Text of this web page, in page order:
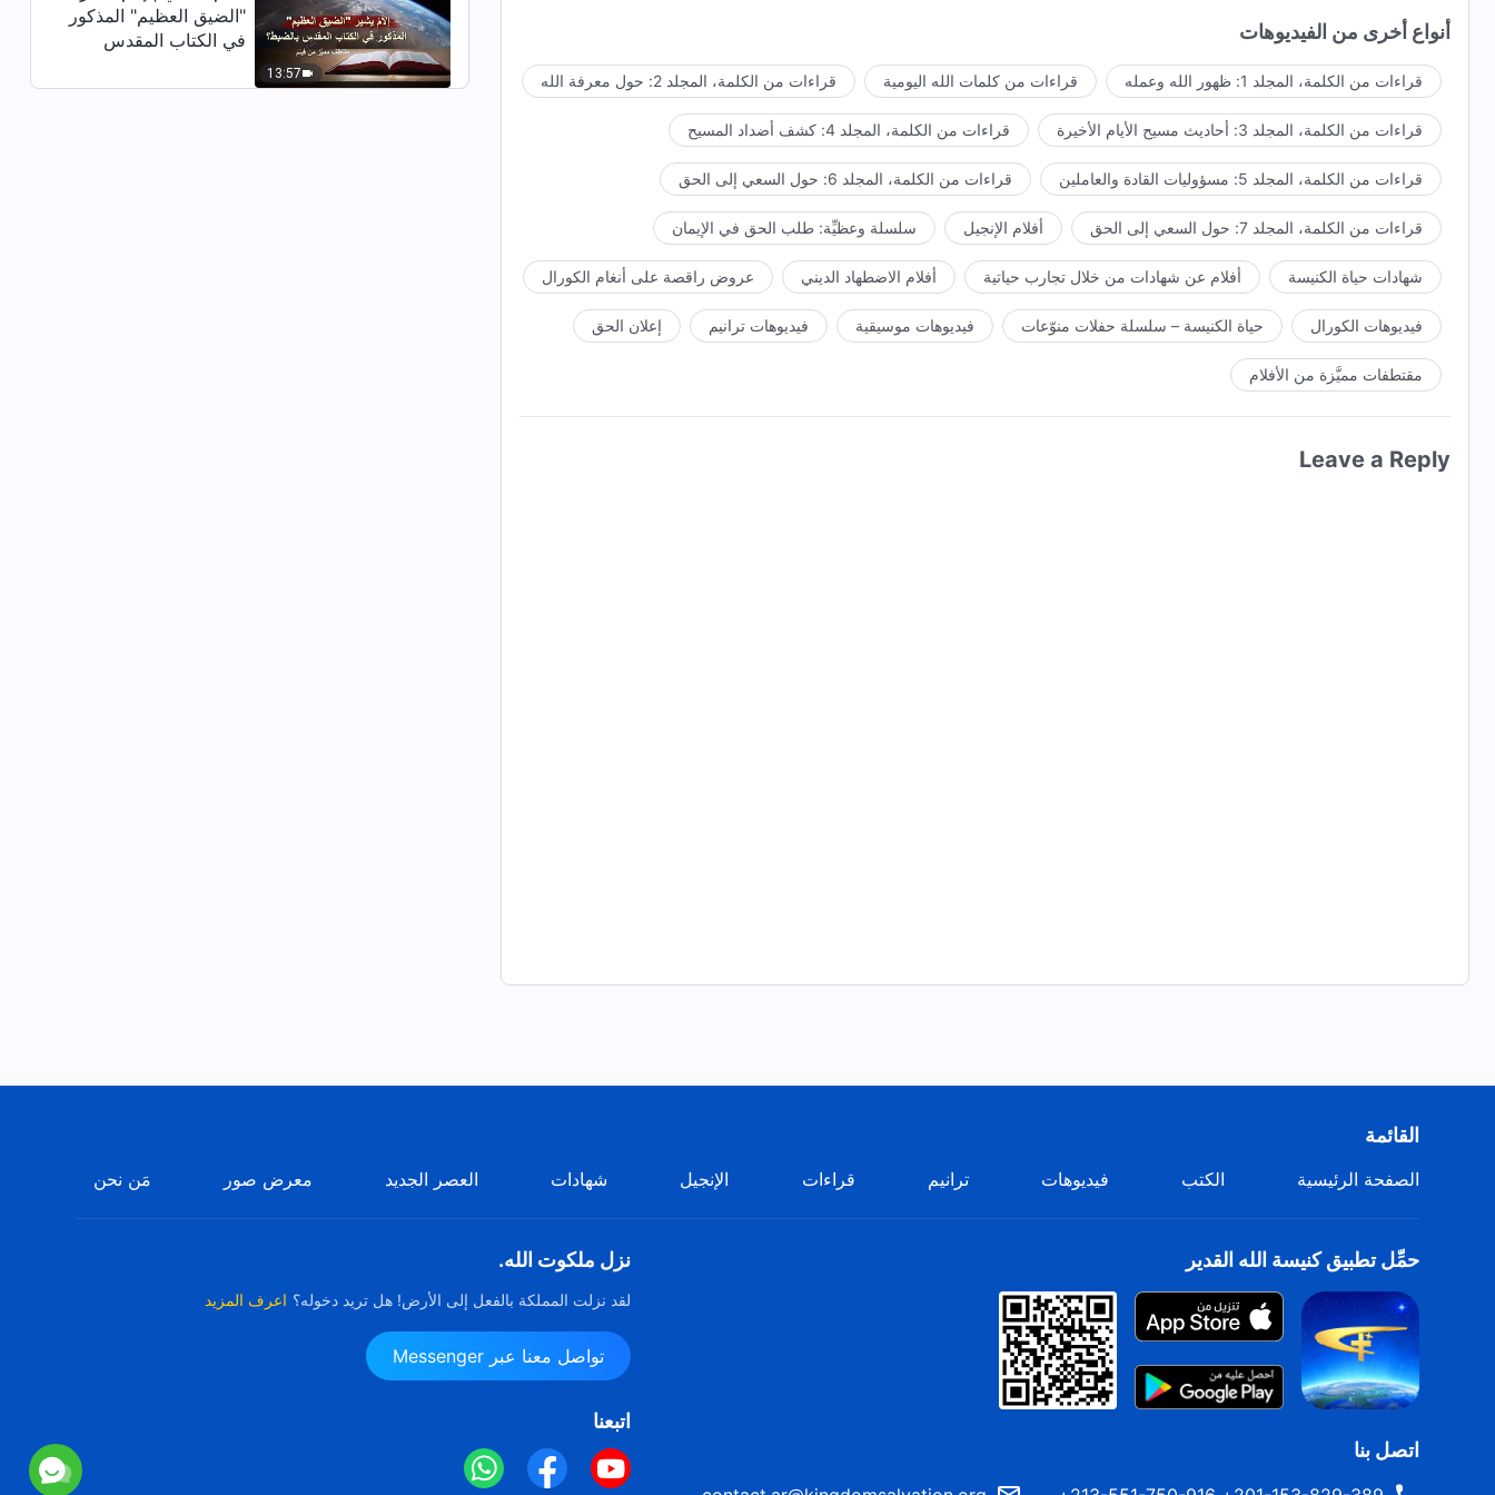
أنواع أخرى من الفيديوهات
قراءات من الكلمة، المجلد 1: ظهور الله وعمله قراءات من كلمات الله اليومية قراءات من الكلمة، المجلد 2: حول معرفة الله
قراءات من الكلمة، المجلد 3: أحاديث مسيح الأيام الأخيرة قراءات من الكلمة، المجلد 4: كشف أضداد المسيح
قراءات من الكلمة، المجلد 5: مسؤوليات القادة والعاملين قراءات من الكلمة، المجلد 6: حول السعي إلى الحق
قراءات من الكلمة، المجلد 7: حول السعي إلى الحق أفلام الإنجيل سلسلة وعظيِّة: طلب الحق في الإيمان
شهادات حياة الكنيسة أفلام عن شهادات من خلال تجارب حياتية أفلام الاضطهاد الديني عروض راقصة على أنغام الكورال
فيديوهات الكورال حياة الكنيسة – سلسلة حفلات منوّعات فيديوهات موسيقية فيديوهات ترانيم إعلان الحق
مقتطفات مميَّزة من الأفلام
Leave a Reply
13:57
"الضيق العظيم" المذكور
في الكتاب المقدس
من فيلم)
القائمة
الصفحة الرئيسية الكتب فيديوهات ترانيم قراءات الإنجيل شهادات العصر الجديد معرض صور مَن نحن
حمِّل تطبيق كنيسة الله القدير
اتصل بنا
نزل ملكوت الله.
لقد نزلت المملكة بالفعل إلى الأرض! هل تريد دخوله؟ اعرف المزيد
تواصل معنا عبر Messenger
اتبعنا